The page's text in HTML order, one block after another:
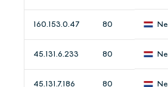
160.153.0.47 80
45.131.6.233 80
45.131.7.186 80